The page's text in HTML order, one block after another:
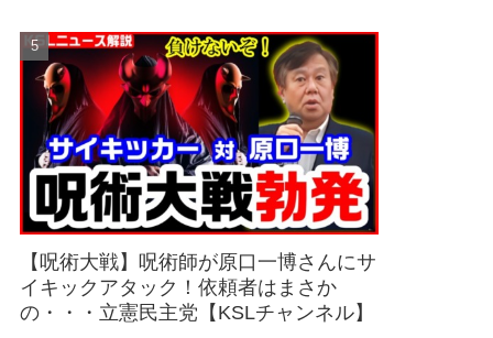
【呪術大戦】呪術師が原口一博さんにサ
イキックアタック！依頼者はまさか
の・・・立憲民主党【KSLチャンネル】